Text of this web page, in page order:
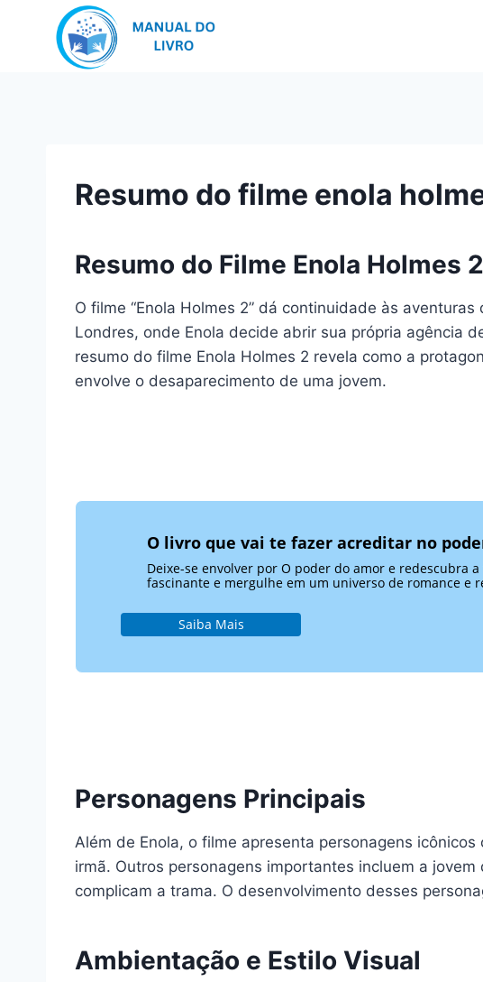
Resumo do filme enola
Resumo do Filme Enola Holmes 2
O filme “Enola Holmes 2” dá continuidade às
Londres, onde Enola decide abrir sua própria agência
resumo do filme Enola Holmes 2 revela como a
envolve o desaparecimento de uma jovem.
O livro que vai te fazer acreditar no
Deixe-se envolver por O poder do amor e redescubra
fascinante e mergulhe em um universo de romance e
Saiba Mais
Personagens Principais
Além de Enola, o filme apresenta personagens
irmã. Outros personagens importantes incluem a
complicam a trama. O desenvolvimento desses
Ambientação e Estilo Visual